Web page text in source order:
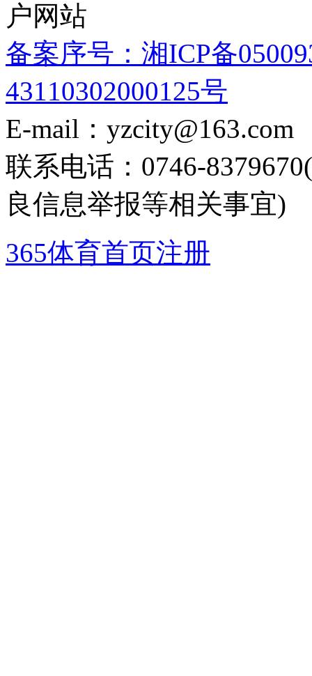
户网站
备案序号：湘ICP备
43110302000125号
E-mail：yzcity@163.com
联系电话：0746-
良信息举报等相关事宜)
365体育首页注册